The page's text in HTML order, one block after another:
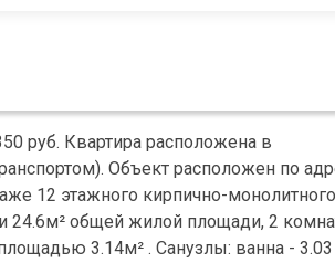
руб. Квартира расположена в
Объект расположен по
12 этажного кирпично-
24.6м² общей жилой площади, 2
3.14м² . Санузлы: ванна - 3.03